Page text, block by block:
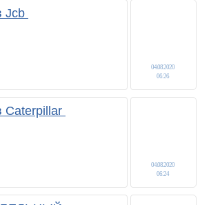
Jcb
04.08.2020
06:26
Caterpillar
04.08.2020
06:24